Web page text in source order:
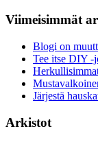
Viimeisimmät
Blogi on
Tee itse DIY -
Järjestä
Arkistot